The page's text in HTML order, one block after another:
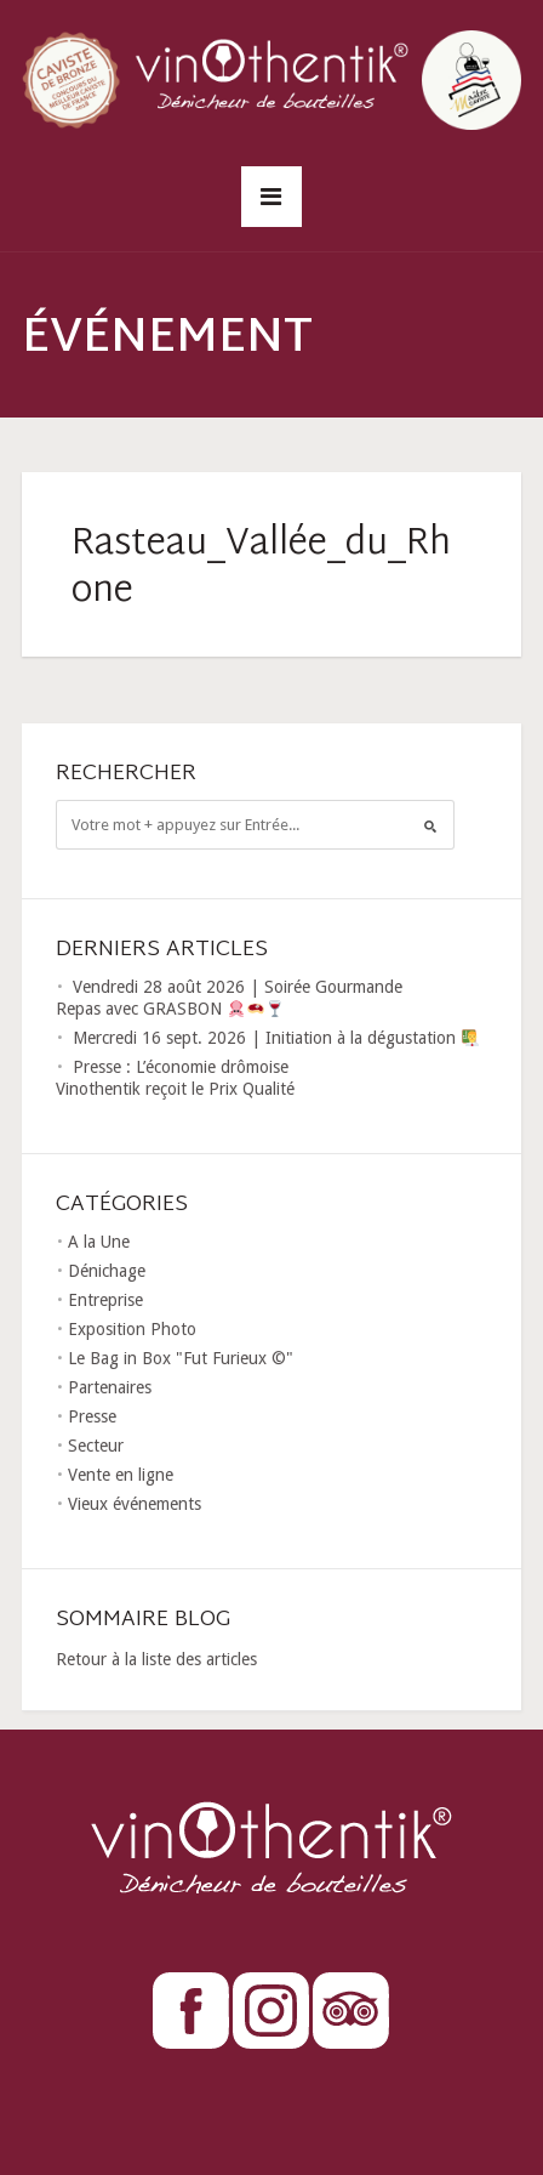
ÉVÉNEMENT
Rasteau_Vallée_du_Rh
one
RECHERCHER
DERNIERS ARTICLES
Vendredi 28 août 2026 | Soirée Gourmande
Repas avec GRASBON
Mercredi 16 sept. 2026 | Initiation à la dégustation
Presse : L’économie drômoise
Vinothentik reçoit le Prix Qualité
CATÉGORIES
A la Une
Dénichage
Entreprise
Exposition Photo
Le Bag in Box "Fut Furieux ©"
Partenaires
Presse
Secteur
Vente en ligne
Vieux événements
SOMMAIRE BLOG
Retour à la liste des articles